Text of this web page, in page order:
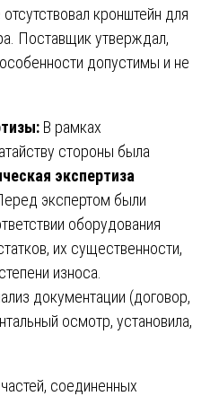
кронштейн для
Поставщик утверждал,
допустимы и не
В рамках
стороны была
экспертиза
экспертом были
оборудования
их существенности,
износа.
документации (договор,
осмотр, установила,
соединенных